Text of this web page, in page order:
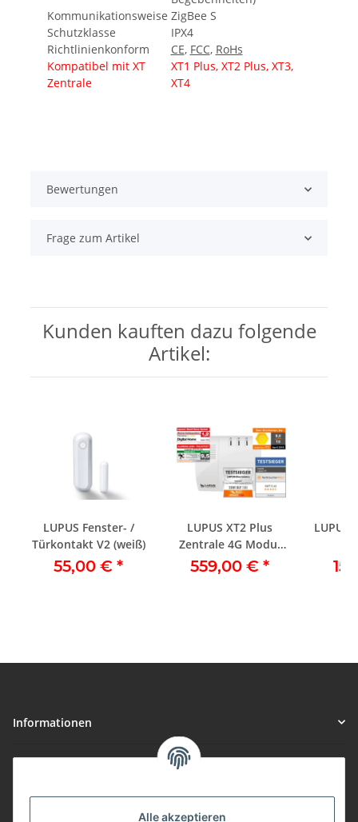
Alle akzeptieren
Kommunikationsweise ZigBee S
Schutzklasse
IPX4
Richtlinienkonform
CE, FCC, RoHs
Kompatibel mit XT
Zentrale
XT1 Plus, XT2 Plus, XT3,
XT4
Bewertungen
Frage zum Artikel
Kunden kauften dazu folgende
Artikel:
LUPUS Fenster- /
Türkontakt V2 (weiß)
55,00 €*
LUPUS XT2 Plus
Zentrale 4G Modul
inkl. RGB-Lampe inkl.
Support
559,00 €*
LUPUS
Informationen